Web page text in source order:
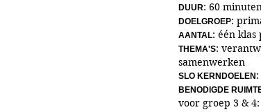
DUUR: 60
DOELGROEP:
AANTAL: één klas
THEMA'S:
samenwerken
SLO KERNDOELEN
BENODIGDE
voor groep 3 &